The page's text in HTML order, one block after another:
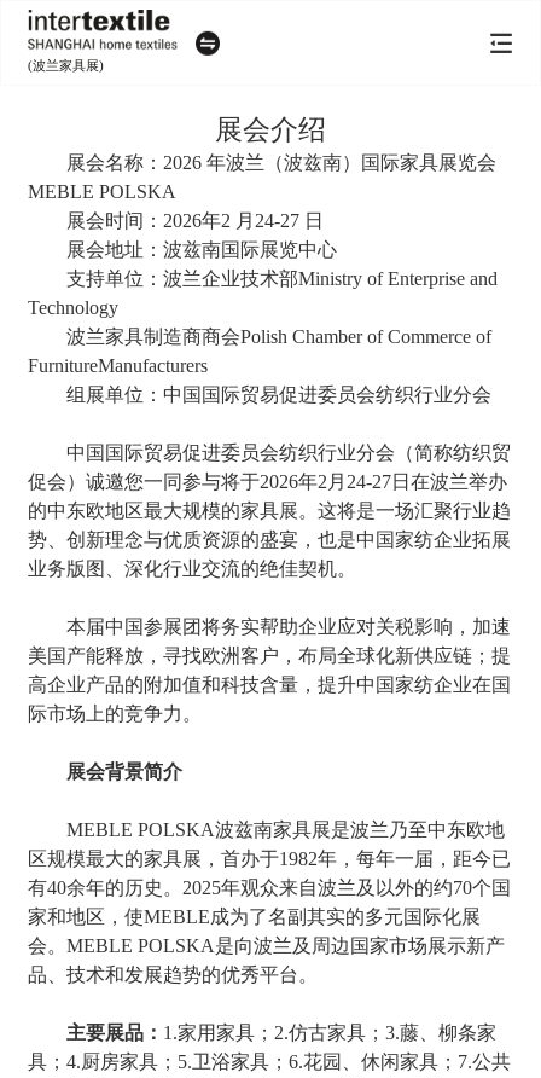
(波兰家具展)
展会介绍
展会名称：2026 年波兰（波兹南）国际家具展览会
MEBLE POLSKA
展会时间：2026年2 月24-27 日
展会地址：波兹南国际展览中心
支持单位：波兰企业技术部Ministry of Enterprise and
Technology
波兰家具制造商商会Polish Chamber of Commerce of
FurnitureManufacturers
组展单位：中国国际贸易促进委员会纺织行业分会
中国国际贸易促进委员会纺织行业分会（简称纺织贸
促会）诚邀您一同参与将于2026年2月24-27日在波兰举办
的中东欧地区最大规模的家具展。这将是一场汇聚行业趋
势、创新理念与优质资源的盛宴，也是中国家纺企业拓展
业务版图、深化行业交流的绝佳契机。
本届中国参展团将务实帮助企业应对关税影响，加速
美国产能释放，寻找欧洲客户，布局全球化新供应链；提
高企业产品的附加值和科技含量，提升中国家纺企业在国
际市场上的竞争力。
展会背景简介
MEBLE POLSKA波兹南家具展是波兰乃至中东欧地
区规模最大的家具展，首办于1982年，每年一届，距今已
有40余年的历史。2025年观众来自波兰及以外的约70个国
家和地区，使MEBLE成为了名副其实的多元国际化展
会。MEBLE POLSKA是向波兰及周边国家市场展示新产
品、技术和发展趋势的优秀平台。
主要展品： 1.家用家具；2.仿古家具；3.藤、柳条家
具；4.厨房家具；5.卫浴家具；6.花园、休闲家具；7.公共